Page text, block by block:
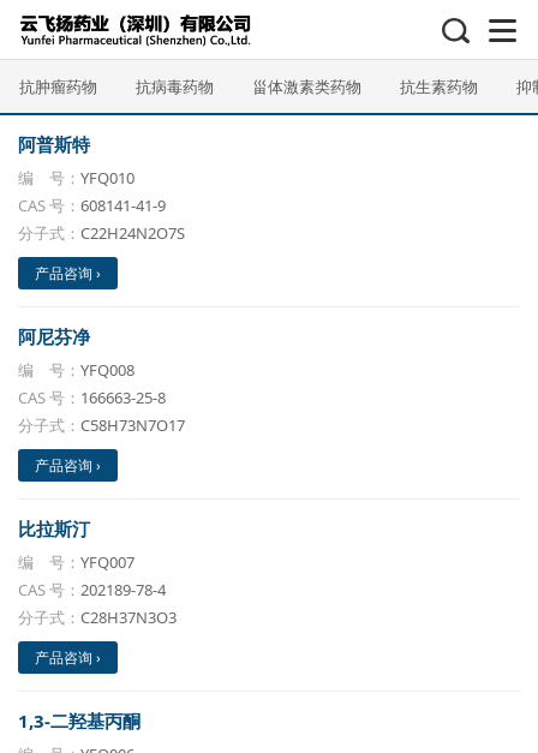
抗肿瘤药物 抗病毒药物 甾体激素类药物 抗生素药物 抑
阿普斯特
编 号： YFQ010
CAS 号： 608141-41-9
分子式： C22H24N2O7S
产品咨询 ›
阿尼芬净
编 号： YFQ008
CAS 号： 166663-25-8
分子式： C58H73N7O17
产品咨询 ›
比拉斯汀
编 号： YFQ007
CAS 号： 202189-78-4
分子式： C28H37N3O3
产品咨询 ›
1,3-二羟基丙酮